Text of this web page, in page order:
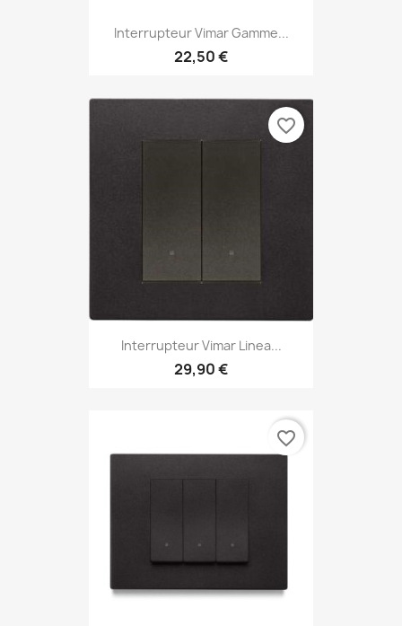
Interrupteur Vimar Gamme...
22,50 €
Interrupteur Vimar Linea...
29,90 €
favorite_border
favorite_border